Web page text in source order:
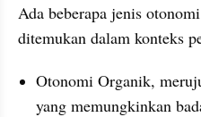
Ada beberapa jenis
ditemukan dalam konteks
Otonomi Organik,
yang memungkinkan